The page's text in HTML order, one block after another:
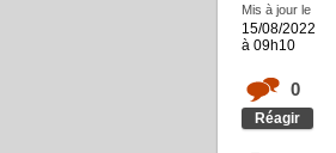
Mis à jour le
15/08/2022
à 09h10
0
Réagir